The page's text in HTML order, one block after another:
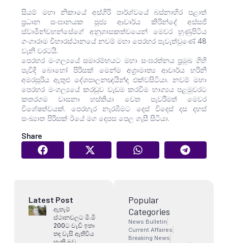
සියම් මහා නිකායේ අස්ගිරි පාර්ශ්වයේ බස්නාහිර පළාත්
ප්‍රධාන සංඝානයක පූජ්‍ය ආචාර්ය කිරින්දේ අස්සජි
ස්වාමීන්වහන්සේගේ අනුශාසකත්වයෙන් මෙවර හුණුපිටිය
ගංගාරාම විහාරස්ථානයේ නවම් මහා පෙරහර පැවැත්වුණේ 48
වැනි වරටයි.
පෙරහර මංගල්‍යයේ සමාරම්භයට මහා සංඝරත්නය ප්‍රමුඛ ගිහි
පැවිදි බොහෝ පිරිසක් මෙන්ම අග්‍රාමාත්‍ය ආචාර්ය හරිනි
අමරසූරිය ඇතුළු දේශපාලනඥයින්ද එක්වසිටියා. නවම් මහා
පෙරහර මංගල්‍යයේ කරඬුව වැඩම කරවීම භාග්‍යය පළමුවරට
කතරගම වාසනා හස්තියා වෙත පැවරීමත් මෙවර
විශේෂත්වයක්. පෙරහැර නැරඹීමට දෙස් විදෙස් දස දහස්
සංඛ්‍යාත පිරිසක් ඊයේ මග දෙපස පෙල ගැසී සිටියා.
Share
Latest Post
ඇතැම්
ස්ථානවලට මි.මි
200ට වැඩි ඉතා
තද වැසි ඇතිවිය
Popular
Categories
News Bulletin
Current Affaires
Breaking News